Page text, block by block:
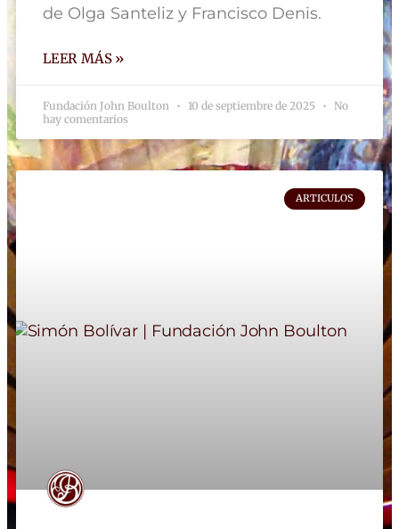
de Olga Santeliz y Francisco Denis.
LEER MÁS »
Fundación John Boulton 10 de septiembre de 2025
No
hay comentarios
ARTICULOS